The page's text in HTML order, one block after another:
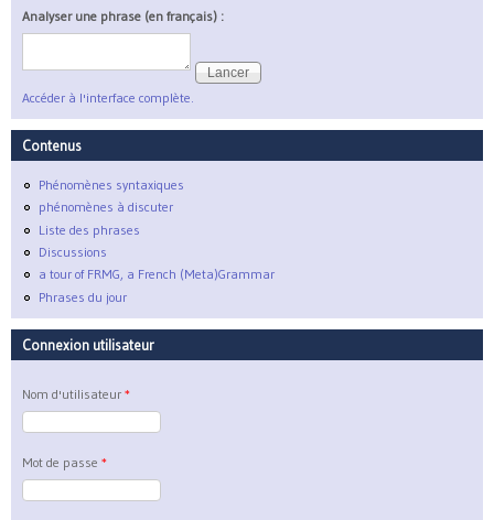
Analyser une phrase (en français) :
Accéder à l'interface complète.
Contenus
Phénomènes syntaxiques
phénomènes à discuter
Liste des phrases
Discussions
a tour of FRMG, a French (Meta)Grammar
Phrases du jour
Connexion utilisateur
Nom d'utilisateur *
Mot de passe *